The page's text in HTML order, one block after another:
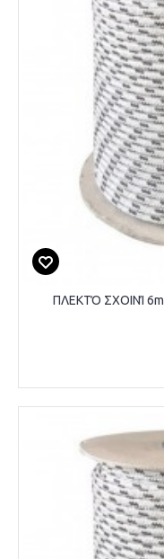
ΠΛΕΚΤΌ ΣΧΟΙΝΊ